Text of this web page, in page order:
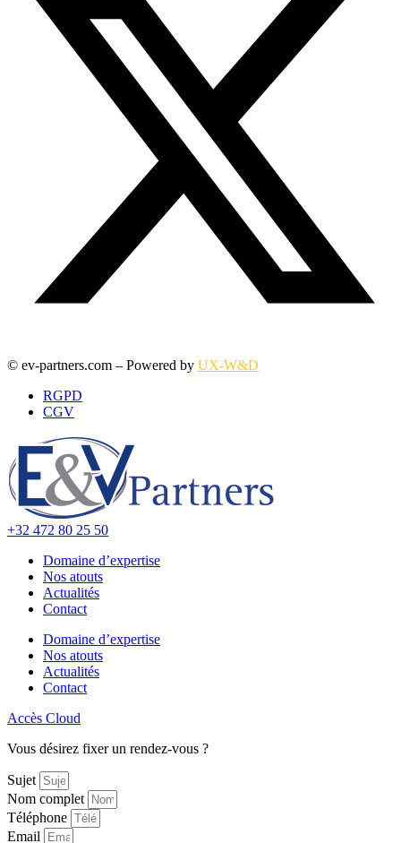
© ev-partners.com – Powered by UX-W&D
RGPD
CGV
+32 472 80 25 50
Domaine d’expertise
Nos atouts
Actualités
Contact
Domaine d’expertise
Nos atouts
Actualités
Contact
Accès Cloud
Vous désirez fixer un rendez-vous ?
Sujet
Nom complet
Téléphone
Email